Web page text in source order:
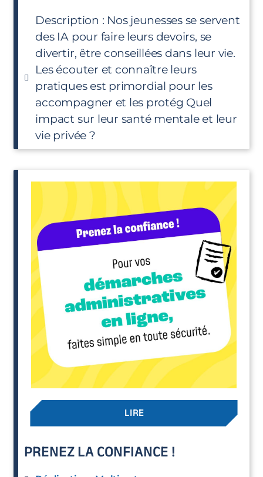
Description : Nos jeunesses se servent
des IA pour faire leurs devoirs, se
divertir, être conseillées dans leur vie.
Les écouter et connaître leurs
pratiques est primordial pour les
accompagner et les protég Quel
impact sur leur santé mentale et leur
vie privée ?
LIRE
PRENEZ LA CONFIANCE !